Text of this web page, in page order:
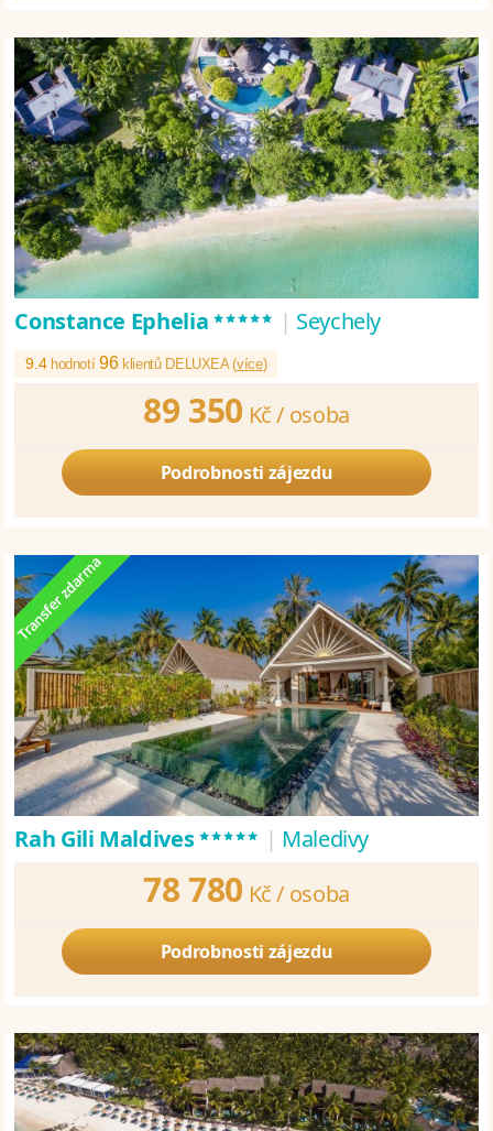
Constance Ephelia***** | Seychely
9.4 hodnotí96klientů DELUXEA (více)
89 350 Kč / osoba
Podrobnosti zájezdu
Rah Gili Maldives***** | Maledivy
78 780 Kč / osoba
Podrobnosti zájezdu